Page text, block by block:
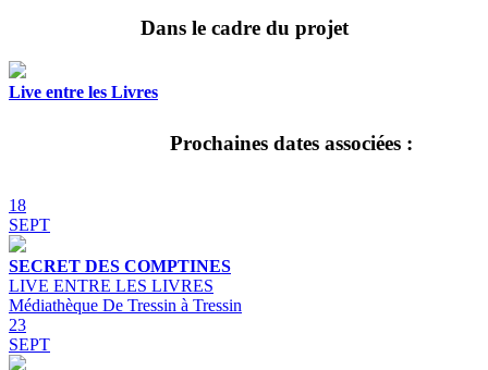
Dans le cadre du projet
Live entre les Livres
Prochaines dates associées :
18
SEPT
SECRET DES COMPTINES
LIVE ENTRE LES LIVRES
Médiathèque De Tressin à Tressin
23
SEPT